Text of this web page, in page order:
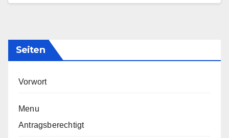
Seiten
Vorwort
Menu
Antragsberechtigt